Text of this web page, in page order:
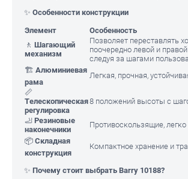
✨ Особенности конструкции
Элемент
Особенность
🚶 Шагающий
механизм
Позволяет переставлять
поочередно левой и правой
следуя за шагами
🏗️ Алюминиевая
рама
Легкая, прочная,
📏
Телескопическая
регулировка
8 положений высоты с
🦶 Резиновые
наконечники
Противоскользящие,
📦 Складная
конструкция
Компактное хранение и
✨ Почему стоит выбрать Barry 10188?